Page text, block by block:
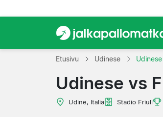
Etusivu Udinese
Udinese vs
Udine, Italia Stadio Friuli